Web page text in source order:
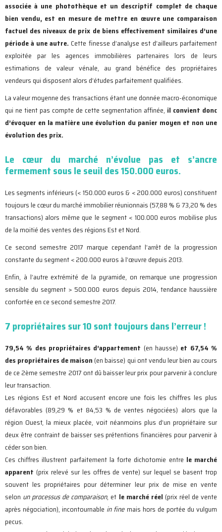
associée à une photothèque et un descriptif complet de chaque
bien vendu, est en mesure de mettre en œuvre une comparaison
factuel des niveaux de prix de biens effectivement similaires d’une
période à une autre.Cette finesse d’analyse est d’ailleurs parfaitement
exploitée par les agences immobilières partenaires lors de leurs
estimations de valeur vénale, au grand bénéfice des propriétaires
vendeurs qui disposent alors d’études parfaitement qualifiées.
La valeur moyenne des transactions étant une donnée macro-économique
qui ne tient pas compte de cette segmentation affinée, il convient donc
d’évoquer en la matière une évolution du panier moyen et non une
évolution des prix.
Le cœur du marché n’évolue pas et s’ancre
fermement sous le seuil des 150.000 euros.
Les segments inférieurs (< 150.000 euros & < 200.000 euros) constituent
toujours le cœur du marché immobilier réunionnais (57,88 % & 73,20 % des
transactions) alors même que le segment < 100.000 euros mobilise plus
de la moitié des ventes des régions Est et Nord.
Ce second semestre 2017 marque cependant l’arrêt de la progression
constante du segment < 200.000 euros à l’œuvre depuis 2013.
Enfin, à l’autre extrémité de la pyramide, on remarque une progression
sensible du segment > 500.000 euros depuis 2014, tendance haussière
confortée en ce second semestre 2017.
7 propriétaires sur 10 sont toujours dans l’erreur !
79,54 % des propriétaires d’appartement (en hausse) et 67,54 %
des propriétaires de maison(en baisse) qui ont vendu leur bien au cours
de ce 2ème semestre 2017 ont dû baisser leur prix pour parvenir à conclure
leur transaction.
Les régions Est et Nord accusent encore une fois les chiffres les plus
défavorables (89,29 % et 84,53 % de ventes négociées) alors que la
région Ouest, la mieux placée, voit néanmoins plus d’un propriétaire sur
deux être contraint de baisser ses prétentions financières pour parvenir à
céder son bien.
Ces chiffres illustrent parfaitement la forte dichotomie entre le marché
apparent (prix relevé sur les offres de vente) sur lequel se basent trop
souvent les propriétaires pour déterminer leur prix de mise en vente
selon un processus de comparaison, et le marché réel (prix réel de vente
après négociation), incontournable in finemais hors de portée du vulgum
pecus.